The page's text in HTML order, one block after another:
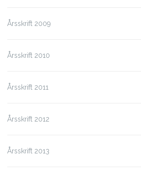
Årsskrift 2009
Årsskrift 2010
Årsskrift 2011
Årsskrift 2012
Årsskrift 2013